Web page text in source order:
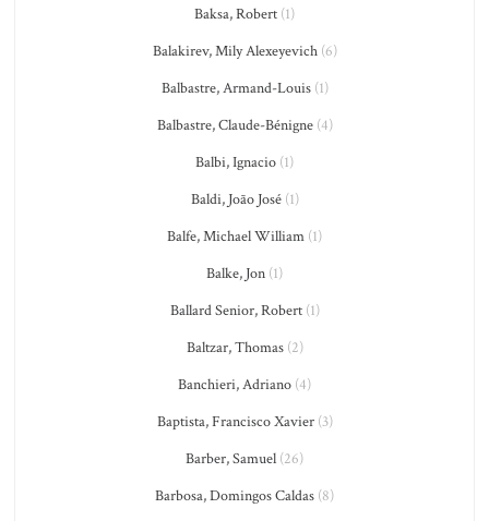
Baksa, Robert (1)
Balakirev, Mily Alexeyevich(6)
Balbastre, Armand-Louis(1)
Balbastre, Claude-Bénigne(4)
Balbi, Ignacio (1)
Baldi, João José(1)
Balfe, Michael William (1)
Balke, Jon (1)
Ballard Senior, Robert(1)
Baltzar, Thomas(2)
Banchieri, Adriano (4)
Baptista, Francisco Xavier(3)
Barber, Samuel (26)
Barbosa, Domingos Caldas (8)